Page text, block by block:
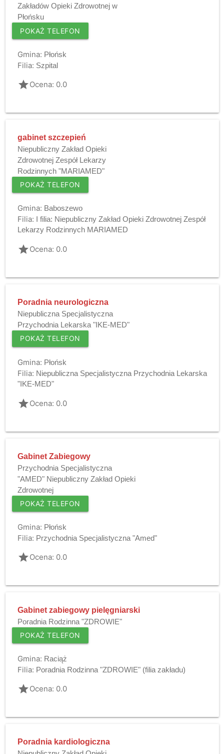
Zakładów Opieki Zdrowotnej w
Płońsku
POKAŻ TELEFON
Gmina: Płońsk
Filia: Szpital
gradeOcena: 0.0
gabinet szczepień
Niepubliczny Zakład Opieki
Zdrowotnej Zespół Lekarzy
Rodzinnych "MARIAMED"
POKAŻ TELEFON
Gmina: Baboszewo
Filia: I filia: Niepubliczny Zakład Opieki Zdrowotnej Zespół
Lekarzy Rodzinnych MARIAMED
gradeOcena: 0.0
Poradnia neurologiczna
Niepubliczna Specjalistyczna
Przychodnia Lekarska "IKE-MED"
POKAŻ TELEFON
Gmina: Płońsk
Filia: Niepubliczna Specjalistyczna Przychodnia Lekarska
"IKE-MED"
gradeOcena: 0.0
Gabinet Zabiegowy
Przychodnia Specjalistyczna
"AMED" Niepubliczny Zakład Opieki
Zdrowotnej
POKAŻ TELEFON
Gmina: Płońsk
Filia: Przychodnia Specjalistyczna "Amed"
gradeOcena: 0.0
Gabinet zabiegowy pielęgniarski
Poradnia Rodzinna "ZDROWIE"
POKAŻ TELEFON
Gmina: Raciąż
Filia: Poradnia Rodzinna "ZDROWIE" (filia zakładu)
gradeOcena: 0.0
Poradnia kardiologiczna